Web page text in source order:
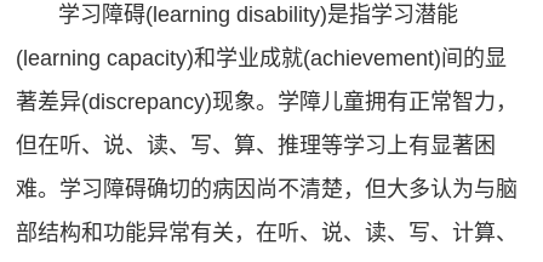
视
&
认
觉训
练
献
&
例
课
学习障碍(learning disability)是指学习潜能
(learning capacity)和学业成就(achievement)间的显
著差异(discrepancy)现象。学障儿童拥有正常智力，
但在听、说、读、写、算、推理等学习上有显著困
难。学习障碍确切的病因尚不清楚，但大多认为与脑
部结构和功能异常有关，在听、说、读、写、计算、